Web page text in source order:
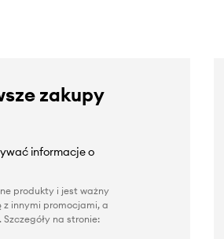
zakupy
informacje o
produkty i jest ważny
z innymi promocjami, a
na stronie: